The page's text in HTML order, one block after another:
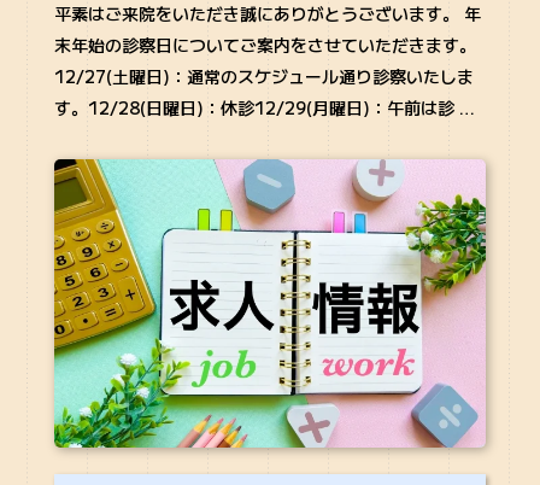
平素はご来院をいただき誠にありがとうございます。 年
末年始の診察日についてご案内をさせていただきます。
12/27(土曜日)：通常のスケジュール通り診察いたしま
す。12/28(日曜日)：休診12/29(月曜日)：午前は診 …